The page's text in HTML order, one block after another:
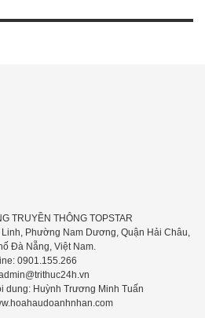
TRUYỀN THÔNG TOPSTAR
Phường Nam Dương, Quận Hải Châu,
Đà Nẵng, Việt Nam.
0901.155.266
dung: Huỳnh Trương Minh Tuấn